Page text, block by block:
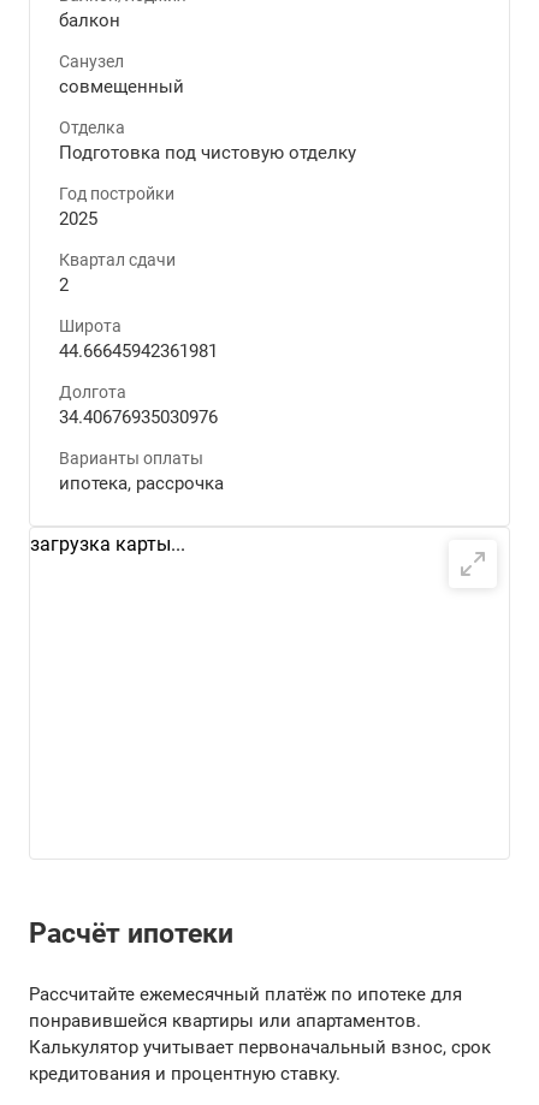
балкон
Санузел
совмещенный
Отделка
Подготовка под чистовую отделку
Год постройки
2025
Квартал сдачи
2
Широта
44.66645942361981
Долгота
34.40676935030976
Варианты оплаты
ипотека, рассрочка
загрузка карты...
Расчёт ипотеки
Рассчитайте ежемесячный платёж по ипотеке для
понравившейся квартиры или апартаментов.
Калькулятор учитывает первоначальный взнос, срок
кредитования и процентную ставку.